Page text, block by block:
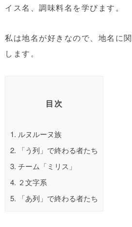
イス名、調味料名を学びます。
私は地名が好きなので、地名に
します。
目次
1. ルヌルーヌ族
2. 「う列」で終わる者たち
3. チーム「ミリス」
4. ２文字系
5. 「あ列」で終わる者たち